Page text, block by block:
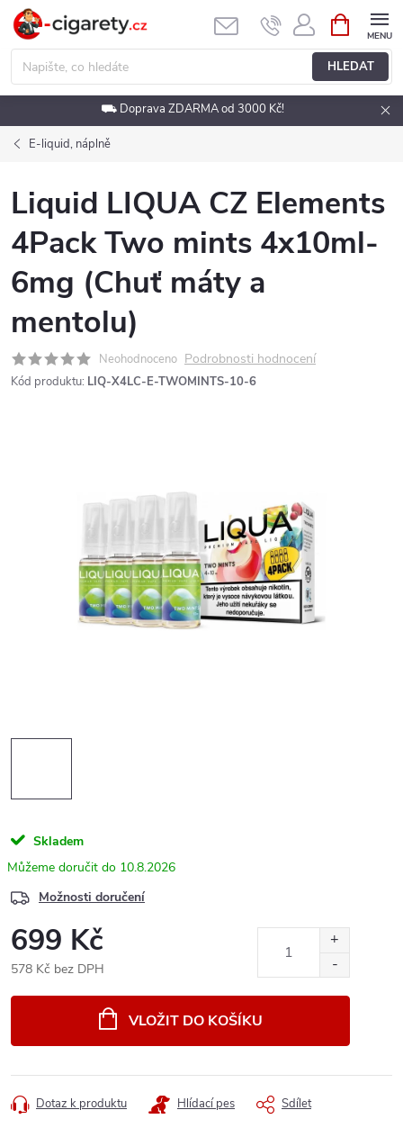
Přejít
obsah
HLEDAT
NÁKUPNÍ
KOŠÍK
⛟ Doprava ZDARMA od 3000 Kč!
E-liquid, náplně
Liquid LIQUA CZ Elements
4Pack Two mints 4x10ml-
6mg (Chuť máty a
mentolu)
Neohodnoceno Podrobnosti hodnocení
Kód produktu: LIQ-X4LC-E-TWOMINTS-10-6
Skladem
10.8.2026
Možnosti doručení
699 Kč
578 Kč bez DPH
VLOŽIT DO KOŠÍKU
Dotaz k produktu Hlídací pes Sdílet